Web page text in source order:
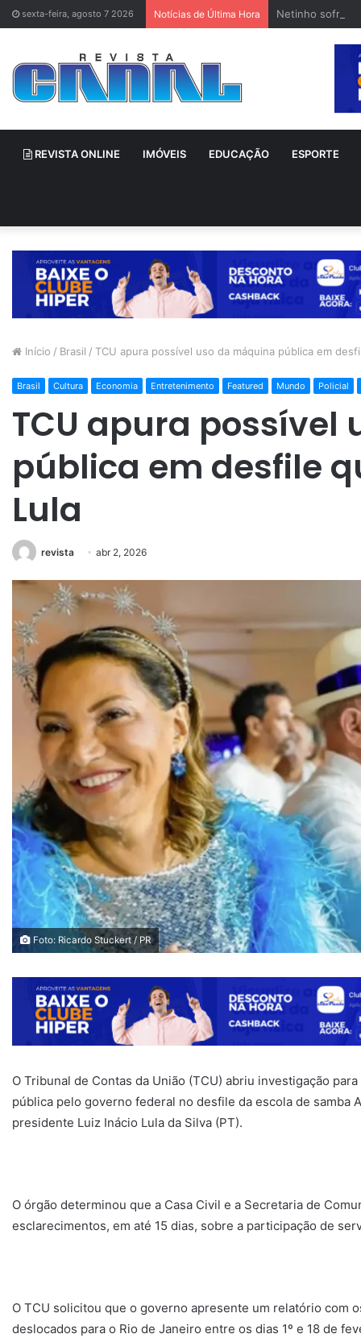
sexta-feira, agosto 7 2026 Notícias de Última Hora Netinho sofre
REVISTA ONLINE IMÓVEIS EDUCAÇÃO ESPORTE
Início / Brasil / TCU apura possível uso da máquina pública em
Brasil Cultura Economia Entretenimento Featured Mundo Policial
TCU apura possível
pública em desfile
Lula
revista abr 2, 2026
Foto: Ricardo Stuckert / PR
O Tribunal de Contas da União (TCU) abriu investigação
pública pelo governo federal no desfile da escola de samba
presidente Luiz Inácio Lula da Silva (PT).
O órgão determinou que a Casa Civil e a Secretaria de
esclarecimentos, em até 15 dias, sobre a participação de
O TCU solicitou que o governo apresente um relatório com
deslocados para o Rio de Janeiro entre os dias 1º e 18 de